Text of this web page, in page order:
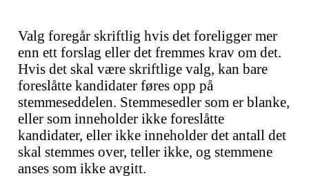
Valg foregår skriftlig hvis det foreligger mer
enn ett forslag eller det fremmes krav om det.
Hvis det skal være skriftlige valg, kan bare
foreslåtte kandidater føres opp på
stemmeseddelen. Stemmesedler som er blanke,
eller som inneholder ikke foreslåtte
kandidater, eller ikke inneholder det antall det
skal stemmes over, teller ikke, og stemmene
anses som ikke avgitt.